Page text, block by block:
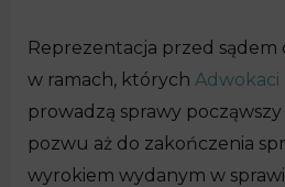
Reprezentacja przed
w ramach, których Adwokaci
prowadzą sprawy
pozwu aż do zakończenia
wyrokiem wydanym w